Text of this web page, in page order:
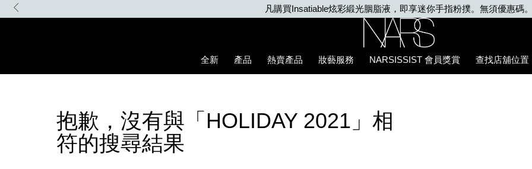
Skip
凡購買Insatiable炫彩緞光胭脂液，即享迷你手指粉撲。無須優惠碼
全新
產品 熱賣產品 妝藝服務 NARSISSIST 會員獎賞 查找店舖位置
抱歉，沒有與「HOLIDAY 2021」相
符的搜尋結果